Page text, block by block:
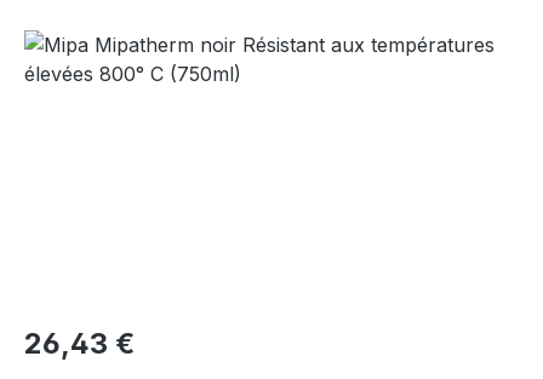
Bildergalerie überspringen
Regulärer Preis:
26,43 €